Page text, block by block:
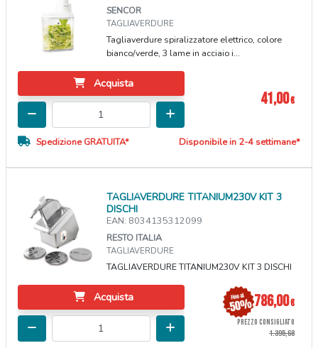
SENCOR
TAGLIAVERDURE
Tagliaverdure spiralizzatore elettrico, colore
bianco/verde, 3 lame in acciaio i...
Acquista
41,00€
Spedizione GRATUITA* Disponibile in 2-4 settimane*
TAGLIAVERDURE TITANIUM230V KIT 3
DISCHI
EAN: 8034135312099
RESTO ITALIA
TAGLIAVERDURE
TAGLIAVERDURE TITANIUM230V KIT 3 DISCHI
Acquista 786,00€
PREZZO CONSIGLIATO
1.395,68